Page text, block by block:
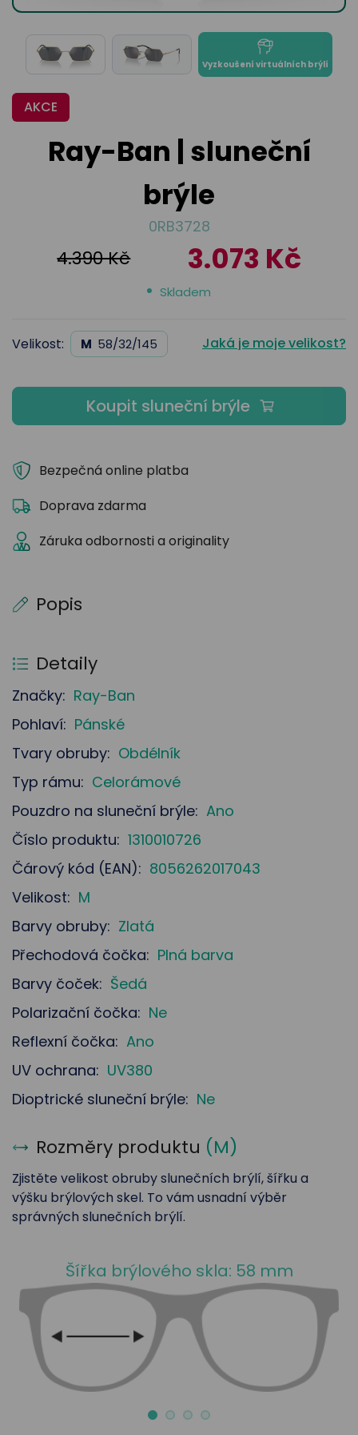
Přihlásit
brýle
Popis
Detaily
Značky: Ray-Ban
Pohlaví: Pánské
Tvary obruby: Obdélník
Typ rámu: Celorámové
Pouzdro na sluneční brýle: Ano
Číslo produktu: 1310010726
Čárový kód (EAN): 8056262017043
Velikost: M
Barvy obruby: Zlatá
Přechodová čočka: Plná barva
Barvy čoček: Šedá
Polarizační čočka: Ne
Reflexní čočka: Ano
UV ochrana: UV380
Dioptrické sluneční brýle: Ne
Rozměry produktu (M)
Zjistěte velikost obruby slunečních brýlí, šířku a
výšku brýlových skel. To vám usnadní výběr
správných slunečních brýlí.
Šířka brýlového skla: 58 mm
Vyzkoušení virtuálních brýlí
AKCE
Ray-Ban | sluneční
brýle
0RB3728
4.390 Kč 3.073 Kč
Skladem
Velikost: M 58/32/145 Jaká je moje velikost?
Koupit sluneční brýle
Bezpečná online platba
Doprava zdarma
Záruka odbornosti a originality